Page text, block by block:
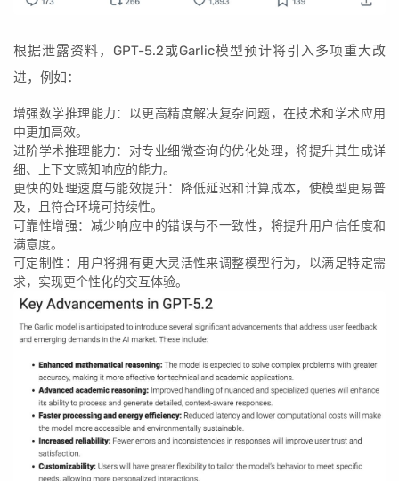
根据泄露资料，GPT-5.2或Garlic模型预计将引入多项重大改
进，例如：
增强数学推理能力：以更高精度解决复杂问题，在技术和学术应用
中更加高效。
进阶学术推理能力：对专业细微查询的优化处理，将提升其生成详
细、上下文感知响应的能力。
更快的处理速度与能效提升：降低延迟和计算成本，使模型更易普
及，且符合环境可持续性。
可靠性增强：减少响应中的错误与不一致性，将提升用户信任度和
满意度。
可定制性：用户将拥有更大灵活性来调整模型行为，以满足特定需
求，实现更个性化的交互体验。